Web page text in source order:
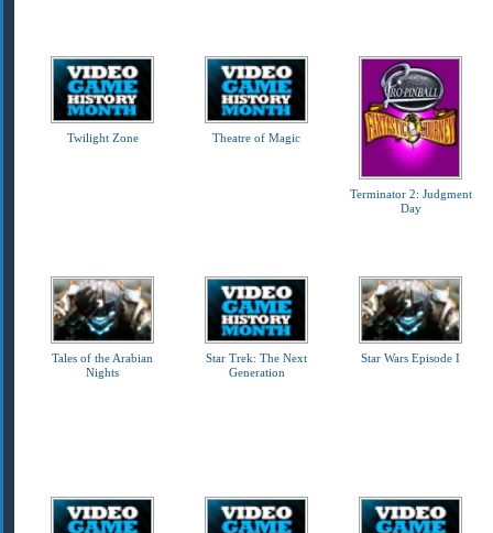
Twilight Zone Theatre of Magic
Terminator 2: Judgment
Day
Tales of the Arabian
Nights
Star Trek: The Next
Generation
Star Wars Episode I